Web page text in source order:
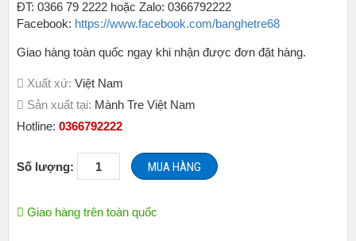
ĐT: 0366 79 2222 hoặc Zalo: 0366792222
Facebook: https://www.facebook.com/banghetre68
Giao hàng toàn quốc ngay khi nhận được đơn đặt hàng.
Xuất xứ: Việt Nam
Sản xuất tại: Mành Tre Việt Nam
Hotline: 0366792222
Số lượng:
Lồng
Đèn
Tre,
MUA HÀNG
Giao hàng trên toàn quốc